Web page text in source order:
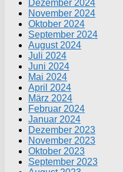
Dezember 2024
November 2024
Oktober 2024
September 2024
August 2024
Juli 2024
Juni 2024
Mai 2024
April 2024
März 2024
Februar 2024
Januar 2024
Dezember 2023
November 2023
Oktober 2023
September 2023